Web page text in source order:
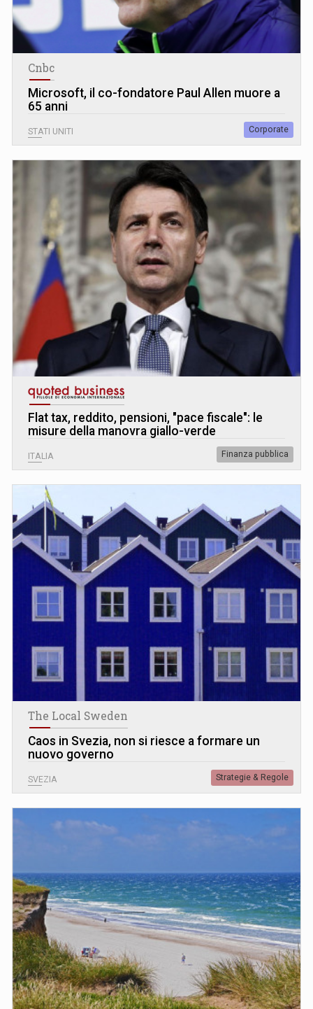
Cnbc
Microsoft, il co-fondatore Paul Allen muore a
65 anni
STATI UNITI Corporate
Flat tax, reddito, pensioni, "pace fiscale": le
misure della manovra giallo-verde
ITALIA Finanza pubblica
The Local Sweden
Caos in Svezia, non si riesce a formare un
nuovo governo
SVEZIA Strategie & Regole